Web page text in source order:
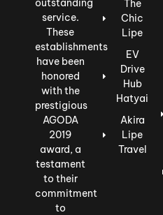
outstanding
service.
These
establishments
have been
honored
with the
prestigious
AGODA
2019
award, a
testament
to their
commitment
to
The
Chic
Lipe
EV
Drive
Hub
Hatyai
Akira
Lipe
Travel